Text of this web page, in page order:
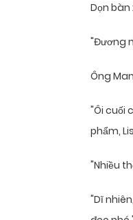
Dọn bàn
"Đương
Ông
"Ôi cuối
phẩm,
"Nhiều
"Dĩ